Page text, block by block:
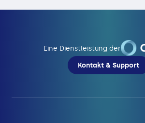
Eine Dienstleistung der
Kontakt & Support